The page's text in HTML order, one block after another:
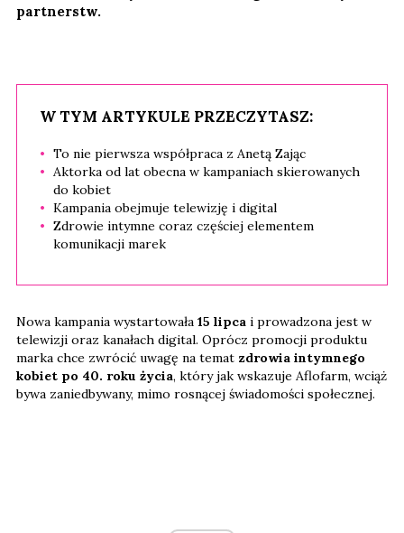
partnerstw.
W TYM ARTYKULE PRZECZYTASZ:
To nie pierwsza współpraca z Anetą Zając
Aktorka od lat obecna w kampaniach skierowanych
do kobiet
Kampania obejmuje telewizję i digital
Zdrowie intymne coraz częściej elementem
komunikacji marek
Nowa kampania wystartowała 15 lipca i prowadzona jest w
telewizji oraz kanałach digital. Oprócz promocji produktu
marka chce zwrócić uwagę na temat zdrowia intymnego
kobiet po 40. roku życia, który jak wskazuje Aflofarm, wciąż
bywa zaniedbywany, mimo rosnącej świadomości społecznej.